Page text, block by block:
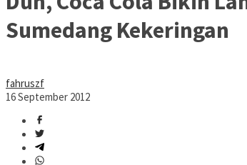
Sumedang Kekeringan
fahruszf
16 September 2012